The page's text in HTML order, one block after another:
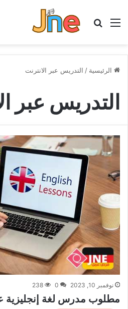
القائمة بحث عن
الرئيسية / التدريس عبر الانترنت
التدريس عبر
نوفمبر 10, 2023 0
238
مطلوب مدرس لغة إنجليزية